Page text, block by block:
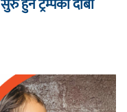
सुरु हुने ट्रम्पको दाबी